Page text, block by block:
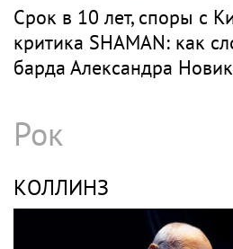
Срок в 10 лет, споры с
критика SHAMAN: как
барда Александра
Рок
КОЛЛИНЗ